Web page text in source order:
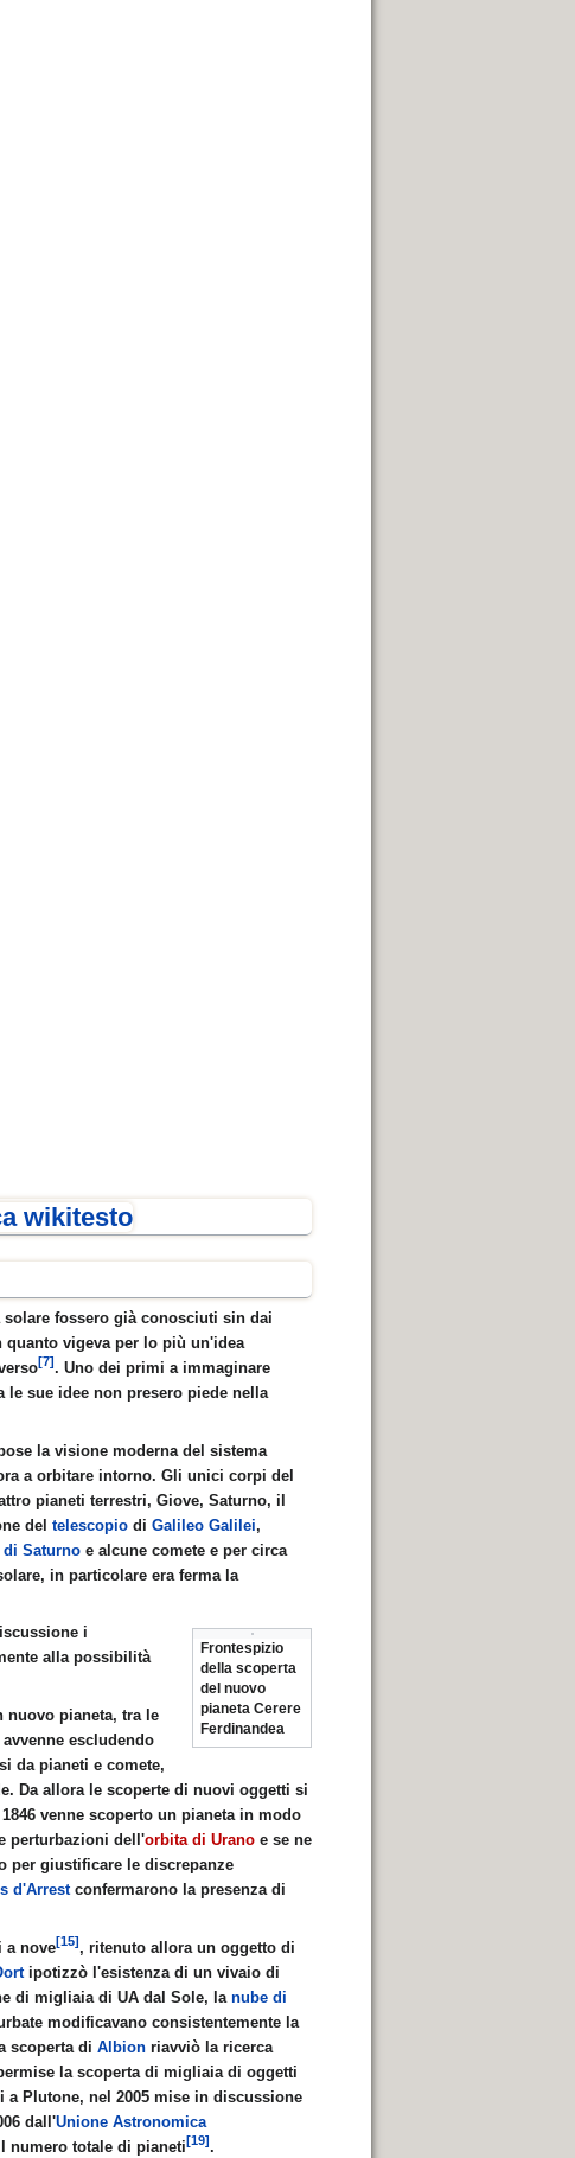
wikitesto
fossero già conosciuti sin dai
vigeva per lo più un'idea
[7]. Uno dei primi a immaginare
le sue idee non presero piede nella
la visione moderna del sistema
a orbitare intorno. Gli unici corpi del
pianeti terrestri, Giove, Saturno, il
deltelescopio diGalileo Galilei,
Saturno e alcune comete e per circa
in particolare era ferma la
Frontespizio
della scoperta
del nuovo
pianeta Cerere
Ferdinandea
i
alla possibilità
nuovo pianeta, tra le
escludendo
da pianeti e comete,
Da allora le scoperte di nuovi oggetti si
venne scoperto un pianeta in modo
perturbazioni dell'orbita di Urano e se ne
per giustificare le discrepanze
d'Arrestconfermarono la presenza di
a nove[15], ritenuto allora un oggetto di
ipotizzò l'esistenza di un vivaio di
di migliaia di UA dal Sole, la nube di
modificavano consistentemente la
scoperta di Albion riavviò la ricerca
la scoperta di migliaia di oggetti
Plutone, nel 2005 mise in discussione
dall'Unione Astronomica
numero totale di pianeti[19].